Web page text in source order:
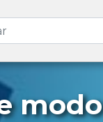
modo